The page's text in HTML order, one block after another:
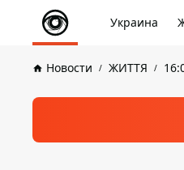
Украина
Новости ЖИТТЯ